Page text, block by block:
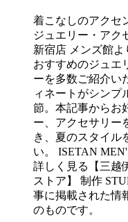
着こなしのアクセ
ジュエリー・アク
新宿店 メンズ館
おすすめのジュエ
ーを多数ご紹介い
ィネートがシンプ
節。本記事からお
ー、アクセサリー
き、夏のスタイル
い。 ISETAN
詳しく見る【三越
ストア】 制作
事に掲載された情
のものです。